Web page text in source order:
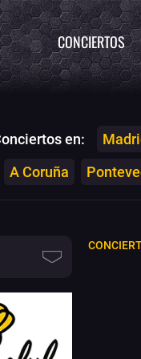
CONCIERTOS
en:
A Coruña